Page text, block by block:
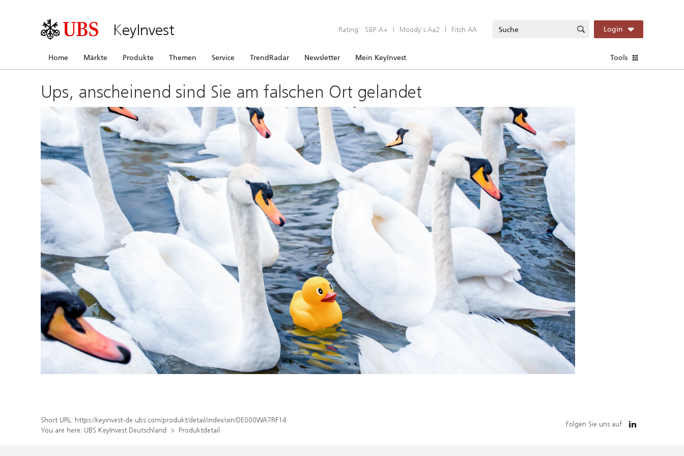
KeyInvest Rating: S&P A+ | Moody’s Aa2 | Fitch AA Login
Home Märkte Produkte Themen Service TrendRadar Newsletter Mein KeyInvest Tools
Ups, anscheinend sind Sie am falschen Ort gelandet
Short URL: https://keyinvest-de.ubs.com/produkt/detail/index/isin/DE000WA7RF14
You are here: UBS KeyInvest Deutschland Produktdetail
Folgen Sie uns auf